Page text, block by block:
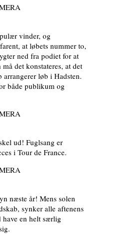
vinder, og
at løbets nummer to,
ned fra podiet for at
det konstateres, at det
løb i Hadsten.
både publikum og
ud! Fuglsang er
i Tour de France.
næste år! Mens solen
synker alle aftenens
en helt særlig